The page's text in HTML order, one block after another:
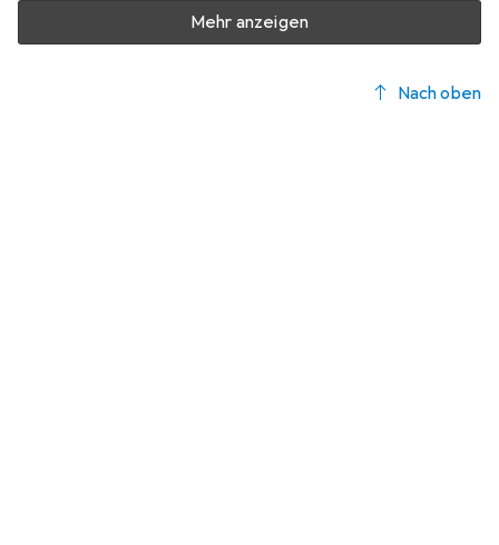
Mehr anzeigen
Nach oben